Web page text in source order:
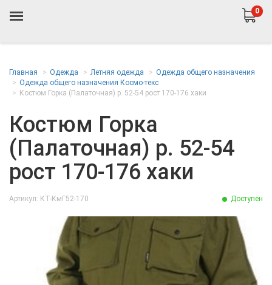
0
Главная Одежда Летняя одежда
Одежда общего назначения
Одежда общего назначения Космо-текс
Костюм Горка (Палаточная) р. 52-54 рост 170-176 хаки
Костюм Горка
(Палаточная) р. 52-54
рост 170-176 хаки
Артикул: КТ-КмГ52-170 Доступен